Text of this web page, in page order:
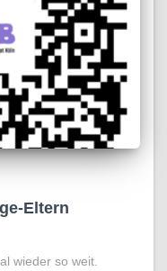
Eltern
wieder so weit.